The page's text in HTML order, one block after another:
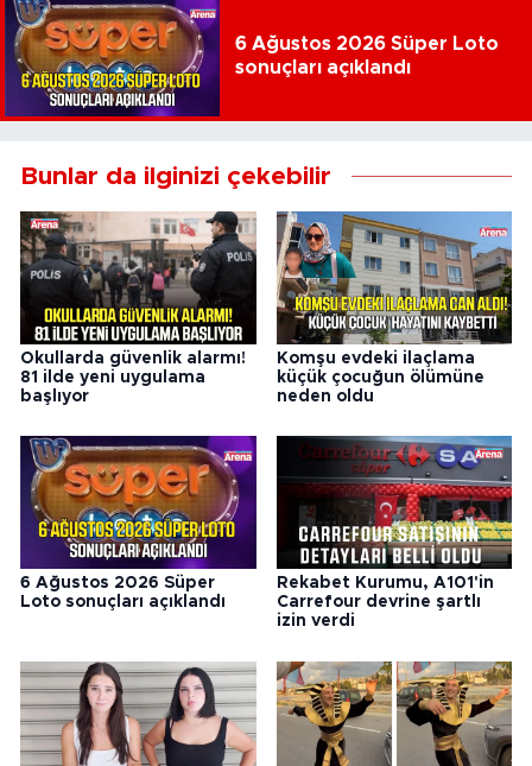
6 Ağustos 2026 Süper Loto
sonuçları açıklandı
Bunlar da ilginizi çekebilir
Okullarda güvenlik alarmı!
81 ilde yeni uygulama
başlıyor
Komşu evdeki ilaçlama
küçük çocuğun ölümüne
neden oldu
6 Ağustos 2026 Süper
Loto sonuçları açıklandı
Rekabet Kurumu, A101'in
Carrefour devrine şartlı
izin verdi